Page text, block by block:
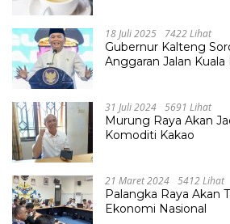
18 Juli 2025 7422 Lihat
Gubernur Kalteng
Anggaran Jalan Kuala
31 Juli 2024 5691 Lihat
Murung Raya Akan
Komoditi Kakao
21 Maret 2024 5412 Lihat
Palangka Raya Akan
Ekonomi Nasional